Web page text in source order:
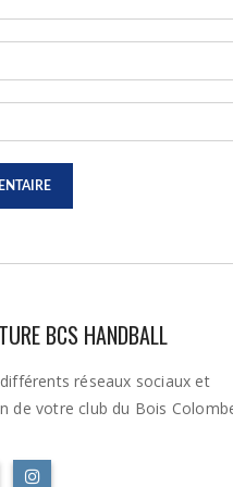
BCS HANDBALL
réseaux sociaux et
de votre club du Bois